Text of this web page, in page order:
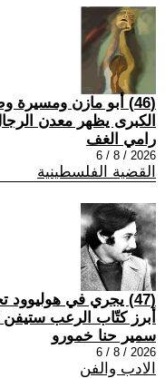
(46) أبو مازن
الكبرى يظهر معدن
رامي الغف
2026 / 8 / 6
القضية الفلسطينية
(47) يجري في هوليوود
أبرز كتّاب الرعب
سمير حنا خمورو
2026 / 8 / 6
الادب والفن